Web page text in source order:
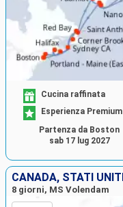
Cucina raffinata
Esperienza Premium
Partenza da Boston
sab 17 lug 2027
CANADA, STATI UNITI
8 giorni, MS Volendam